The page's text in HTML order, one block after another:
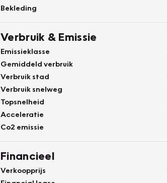
Bekleding
Verbruik & Emissie
Emissieklasse
Gemiddeld verbruik
Verbruik stad
Verbruik snelweg
Topsnelheid
Acceleratie
Co2 emissie
Financieel
Verkoopprijs